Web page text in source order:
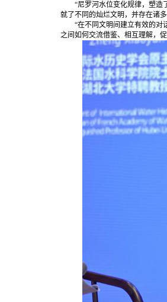
“尼罗河水位变化规律，塑造了
就了不同的灿烂文明，并存在诸
“在不同文明间建立有效的对话
之间如何交流借鉴、相互理解，